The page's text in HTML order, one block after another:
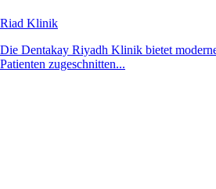
Riad Klinik
Die Dentakay Riyadh Klinik bietet
Patienten zugeschnitten...